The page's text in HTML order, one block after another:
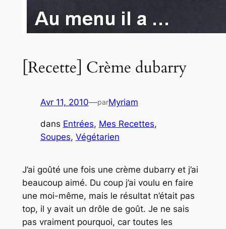
[Recette] Crème dubarry
Avr 11, 2010—parMyriam
dans Entrées, Mes Recettes
Soupes, Végétarien
J’ai goûté une fois une crème dubarry et j’ai
beaucoup aimé. Du coup j’ai voulu en faire
une moi-même, mais le résultat n’était pas
top, il y avait un drôle de goût. Je ne sais
pas vraiment pourquoi, car toutes les